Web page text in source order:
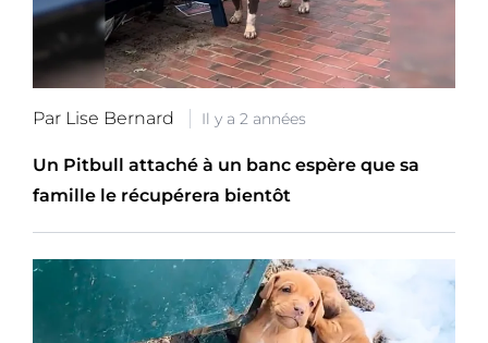
Par Lise Bernard Il y a 2 années
Un Pitbull attaché à un banc espère que sa
famille le récupérera bientôt